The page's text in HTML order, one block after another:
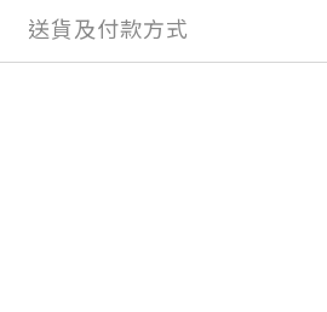
送貨及付款方式